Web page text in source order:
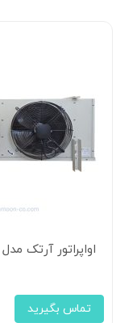
اواپراتور آرتک مدل EC-T626
تماس بگیرید